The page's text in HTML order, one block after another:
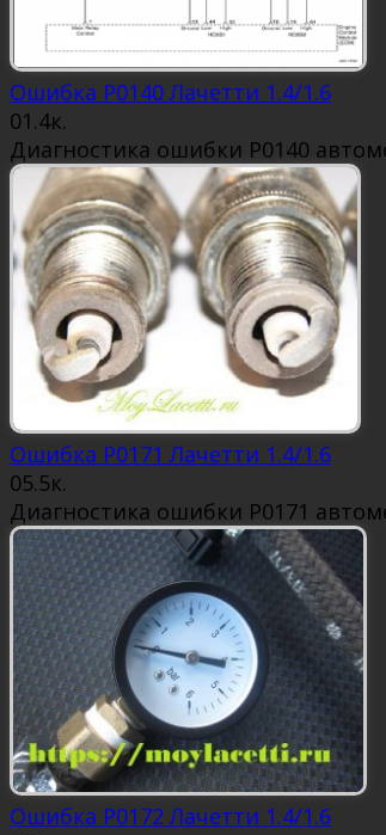
Ошибка P0140 Лачетти 1.4/1.6
01.4к.
Диагностика ошибки P0140
Ошибка P0171 Лачетти 1.4/1.6
05.5к.
Диагностика ошибки P0171
Ошибка P0172 Лачетти 1.4/1.6